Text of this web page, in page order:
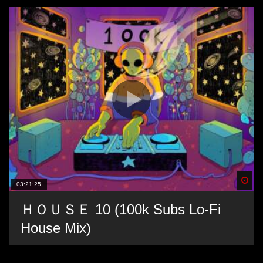
03:21:25
ＨＯＵＳＥ 10 (100k Subs Lo-Fi
House Mix)